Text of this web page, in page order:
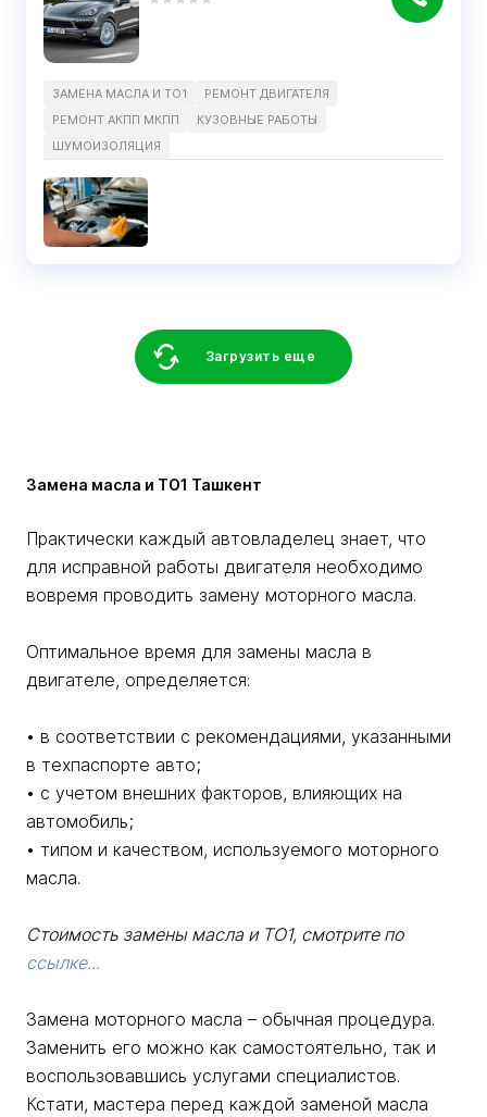
ЗАМЕНА МАСЛА И ТО1
РЕМОНТ ДВИГАТЕЛЯ
РЕМОНТ АКПП МКПП
КУЗОВНЫЕ РАБОТЫ
ШУМОИЗОЛЯЦИЯ
Загрузить еще
Замена масла и ТО1 Ташкент
Практически каждый автовладелец знает, что
для исправной работы двигателя необходимо
вовремя проводить замену моторного масла.
Оптимальное время для замены масла в
двигателе, определяется:
• в соответствии с рекомендациями, указанными
в техпаспорте авто;
• с учетом внешних факторов, влияющих на
автомобиль;
• типом и качеством, используемого моторного
масла.
Стоимость замены масла и ТО1, смотрите по
ссылке...
Замена моторного масла – обычная процедура.
Заменить его можно как самостоятельно, так и
воспользовавшись услугами специалистов.
Кстати, мастера перед каждой заменой масла